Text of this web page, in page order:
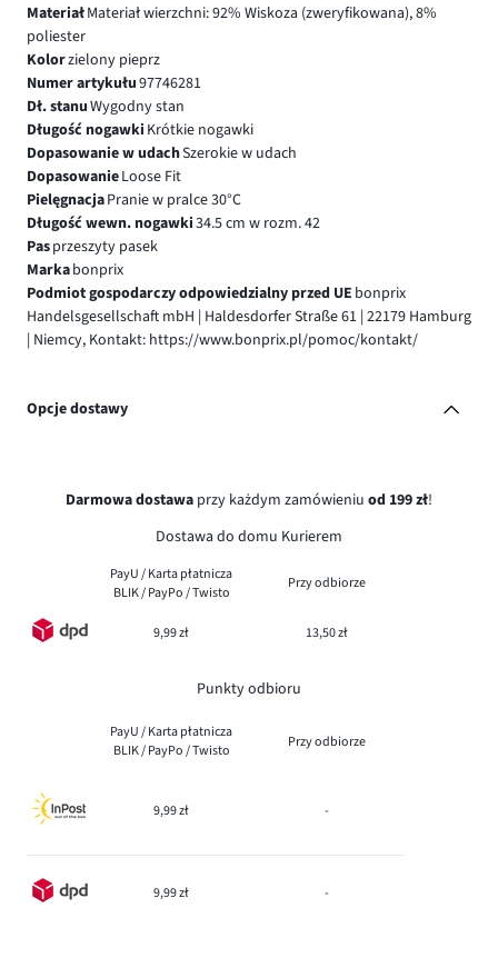
MateriałMateriał wierzchni: 92% Wiskoza (zweryfikowana), 8%
poliester
Kolorzielony pieprz
Numer artykułu97746281
Dł. stanuWygodny stan
Długość nogawki Krótkie nogawki
Dopasowanie w udachSzerokie w udach
DopasowanieLoose Fit
PielęgnacjaPranie w pralce 30°C
Długość wewn. nogawki34.5 cm w rozm. 42
Pasprzeszyty pasek
Markabonprix
Podmiot gospodarczy odpowiedzialny przed UE bonprix
Handelsgesellschaft mbH | Haldesdorfer Straße 61 | 22179 Hamburg
| Niemcy, Kontakt: https://www.bonprix.pl/pomoc/kontakt/
Opcje dostawy
Darmowa dostawa przy każdym zamówieniu od 199 zł!
Dostawa do domu Kurierem
PayU / Karta płatnicza
BLIK / PayPo / Twisto
Przy odbiorze
9,99 zł 13,50 zł
Punkty odbioru
PayU / Karta płatnicza
BLIK / PayPo / Twisto
Przy odbiorze
9,99 zł -
9,99 zł -